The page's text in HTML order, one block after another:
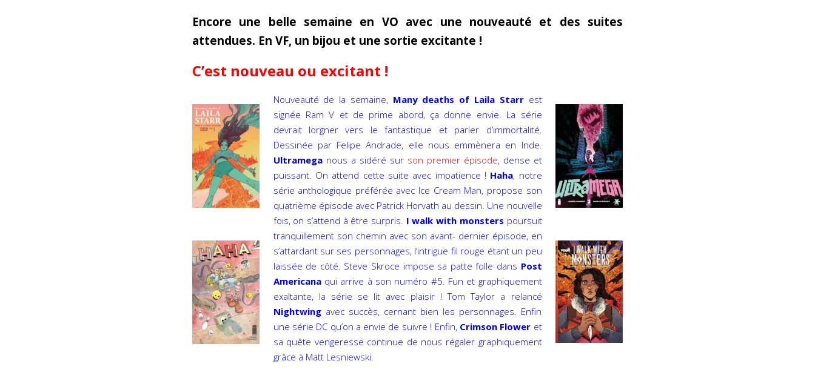
Encore une belle semaine en VO avec une nouveauté et des suites
attendues. En VF, un bijou et une sortie excitante !
C’est nouveau ou excitant !
Nouveauté de la semaine, Many deaths of Laila Starrest
signée Ram V et de prime abord, ça donne envie. La série
devrait lorgner vers le fantastique et parler d’immortalité.
Dessinée par Felipe Andrade, elle nous emmènera en Inde.
Ultrameganous a sidéré sur son premier épisode, dense et
puissant. On attend cette suite avec impatience ! Haha, notre
série anthologique préférée avec Ice Cream Man, propose son
quatrième épisode avec Patrick Horvath au dessin. Une nouvelle
fois, on s’attend à être surpris. I walk with monsters poursuit
tranquillement son chemin avec son avant- dernier épisode, en
s’attardant sur ses personnages, l’intrigue fil rouge étant un peu
laissée de côté. Steve Skroce impose sa patte folle dans Post
Americanaqui arrive à son numéro #5. Fun et graphiquement
exaltante, la série se lit avec plaisir ! Tom Taylor a relancé
Nightwingavec succès, cernant bien les personnages. Enfin
une série DC qu’on a envie de suivre ! Enfin, Crimson Flower et
sa quête vengeresse continue de nous régaler graphiquement
grâce à Matt Lesniewski.